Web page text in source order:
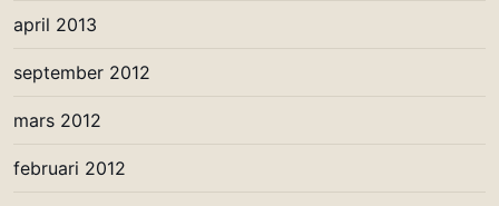
april 2013
september 2012
mars 2012
februari 2012